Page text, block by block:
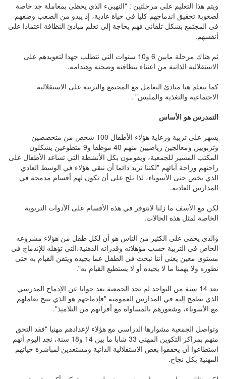
ويتم هذا التعليم على مرحلتين : "التهييء الذي يحظى بمعاملة جد خاصة
لصعوبة تحقيق اندماجهم كليا في حياة عادية، إذ يبدو من الصعب وضعهم
في المجتمع بشكل تلقائي فهم بحاجة إلى تعلم مبادئ النظافة اعتمادا على
أنفسهم.
ثم هناك مرحلة مابين 6 و10 سنوات التي تتطلب جهدا لتعويدهم على
الاستقلالية الذاتية من اعتناء بنظافته وصحته وهندامه.
كما يتعلم هنا مبادئ التعامل مع المجتمع والتربية على الاستقلالية
الاجتماعية والتغذية والملبس" .
التمدرس هو الأساس
يسهر على تربية ورعاية هؤلاء الأطفال 100 شخص من متخصصين
وتربويين ومعالجين رياضيين منهم 40 موظفا و9 متطوعين يشكلون
المكتب المسير للجمعية، ويقومون بكل الأنشطة التي تساعد الأطفال على
راحتهم وراحة آبائهم "لكننا نريد دائما أن نبقي هؤلاء في الوسط العادي
الذي يخص حتى الأسوياء، لذا نلح على أن تكون لهم أقسام مدمجة في
المدارس العادية.
لكن مع الأسف ما زلنا لانتوفر في هذه الأقسام على الأدوات التربوية
الخاصة لمثل هذه الحالات.
والذي يخفى على الكثير من الناس هو أن لكل طفل من هؤلاء مشروعه
الخاص في التربية حسب مؤهلاته وقدراته الذهنية،التي تؤهله للإندماج في
مستوى معين يعني أننا نبحث في الطفل عما يجيده ويتقن القيام به حتى
نطوره ولا يهمنا ما لا يجيده أو لا يستطيع القيام به".
بعد 14 سنة من التواجد لم تجد الجمعية بعد جوابا عن الإدماج المدرسي
الذي تطمح إليه في المدارس العمومية "فإدماجهم هو الذي يتيح تعاملهم
مع الأسوياء، وشعورهم بالمساواة مع أقرانهم من التلاميذ".
وتواصل الجمعية مشوارها الدراسي مع هؤلاء لإعدادهم مهنيا "فقد التحق
منهم بمراكز التكوين المهني 33 شابا ما بين 14 و18 سنة، نجد اليوم أنهم
استطاعوا أن يحققوا بعض الاستقلالية الذاتية ومستعدين لمباشرة حياتهم
المهنية بكل نجاح.